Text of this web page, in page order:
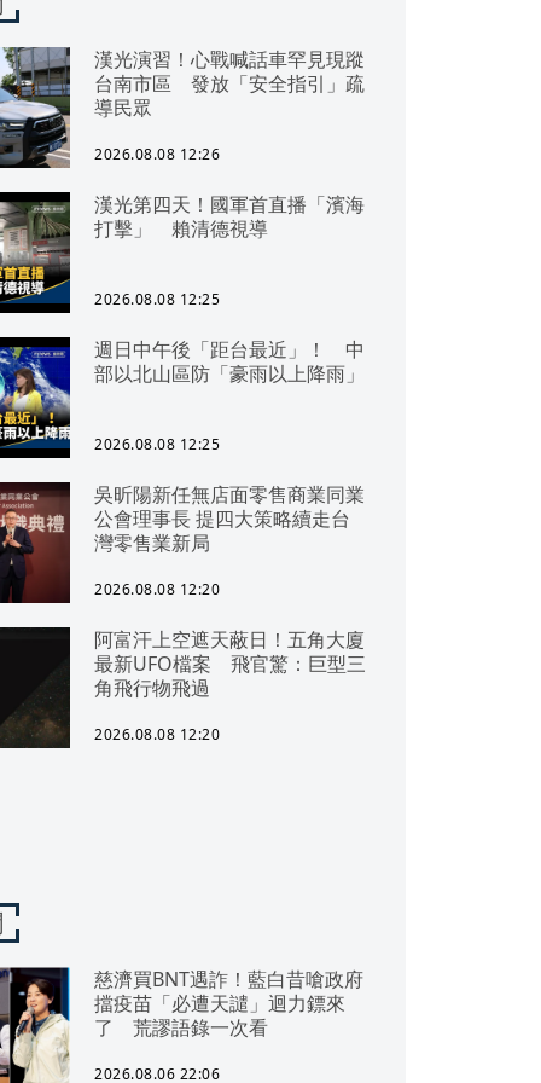
漢光演習！心戰喊話車罕見現蹤
台南市區 發放「安全指引」疏
導民眾
2026.08.08 12:26
漢光第四天！國軍首直播「濱海
打擊」 賴清德視導
2026.08.08 12:25
週日中午後「距台最近」！ 中
部以北山區防「豪雨以上降雨」
2026.08.08 12:25
吳昕陽新任無店面零售商業同業
公會理事長 提四大策略續走台
灣零售業新局
2026.08.08 12:20
阿富汗上空遮天蔽日！五角大廈
最新UFO檔案 飛官驚：巨型三
角飛行物飛過
2026.08.08 12:20
慈濟買BNT遇詐！藍白昔嗆政府
擋疫苗「必遭天譴」迴力鏢來
了 荒謬語錄一次看
2026.08.06 22:06